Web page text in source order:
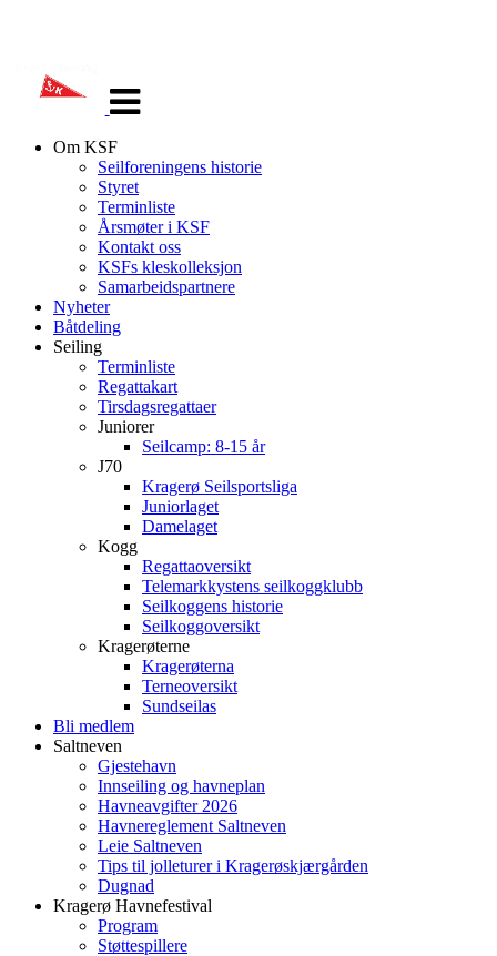
navigasjon
Om KSF
Seilforeningens historie
Styret
Terminliste
Årsmøter i KSF
Kontakt oss
KSFs kleskolleksjon
Samarbeidspartnere
Nyheter
Båtdeling
Seiling
Terminliste
Regattakart
Tirsdagsregattaer
Juniorer
Seilcamp: 8-15 år
J70
Kragerø Seilsportsliga
Juniorlaget
Damelaget
Kogg
Regattaoversikt
Telemarkkystens seilkoggklubb
Seilkoggens historie
Seilkoggoversikt
Kragerøterne
Kragerøterna
Terneoversikt
Sundseilas
Bli medlem
Saltneven
Gjestehavn
Innseiling og havneplan
Havneavgifter 2026
Havnereglement Saltneven
Leie Saltneven
Tips til jolleturer i Kragerøskjærgården
Dugnad
Kragerø Havnefestival
Program
Støttespillere